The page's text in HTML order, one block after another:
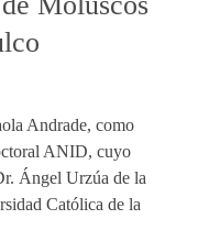
Andrade, como
ANID, cuyo
Ángel Urzúa de la
Católica de la